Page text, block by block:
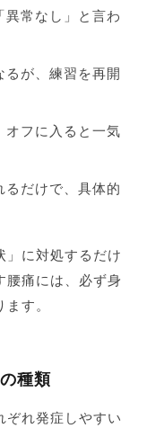
異常なし」と言わ
るが、練習を再開
オフに入ると一気
るだけで、具体的
」に対処するだけ
腰痛には、必ず身
す。
種類
ぞれ発症しやすい